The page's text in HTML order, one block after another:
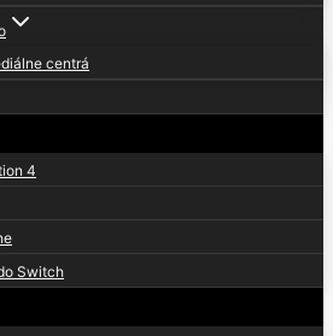
centrá
4
Switch